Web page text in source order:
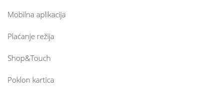
Mobilna aplikacija
Plaćanje režija
Shop&Touch
Poklon kartica